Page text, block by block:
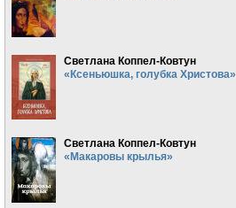
Светлана Коппел-Ковтун
«Ксеньюшка, голубка Христова»
Светлана Коппел-Ковтун
«Макаровы крылья»